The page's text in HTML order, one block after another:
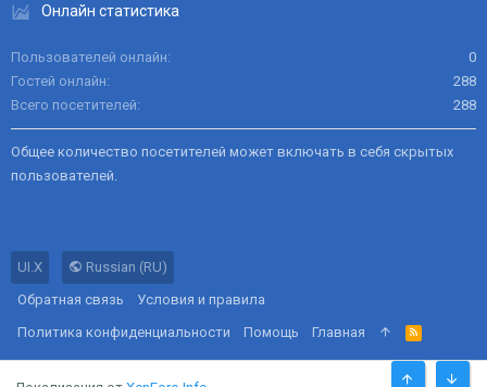
Онлайн статистика
Пользователей онлайн
0
Гостей онлайн
288
Всего посетителей
288
Общее количество посетителей может включать в себя скрытых
пользователей.
UI.X
Russian (RU)
Обратная связь
Условия и правила
Политика конфиденциальности
Помощь Главная
R
S
S